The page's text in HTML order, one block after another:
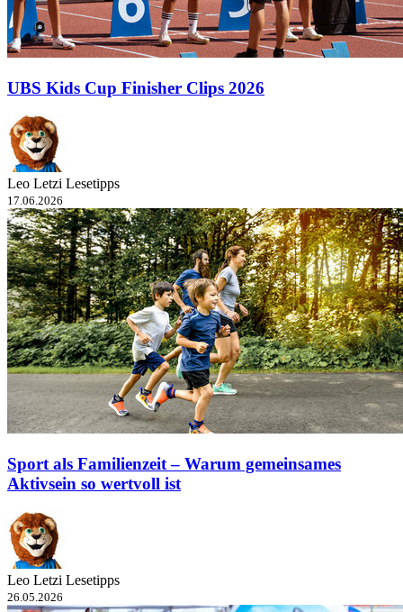
UBS Kids Cup Finisher Clips 2026
Leo Letzi Lesetipps
17.06.2026
Sport als Familienzeit – Warum gemeinsames
Aktivsein so wertvoll ist
Leo Letzi Lesetipps
26.05.2026